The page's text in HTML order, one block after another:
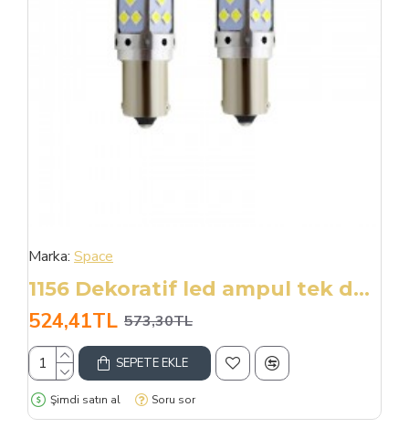
Marka: Space
1156 Dekoratif led ampul tek duy canbuslı beyaz 12v / LAAM945
524,41TL 573,30TL
SEPETE EKLE
Şimdi satın al Soru sor